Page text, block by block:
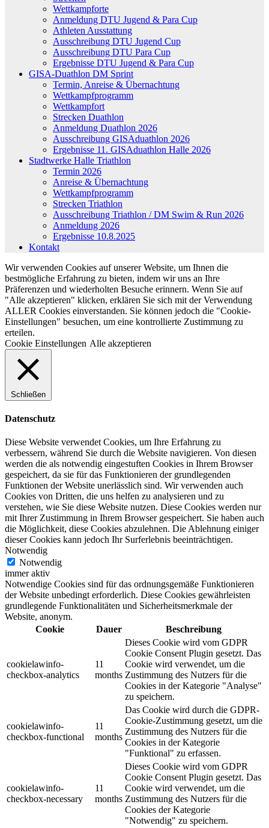
Wettkampforte
Anmeldung DTU Jugend & Para Cup
Athleten Ausstattung
Ausschreibung DTU Jugend Cup
Ausschreibung DTU Para Cup
Ergebnisse DTU Jugend & Para Cup
GISA-Duathlon DM Sprint
Termin, Anreise & Übernachtung
Wettkampfprogramm
Wettkampfort
Strecken Duathlon
Anmeldung Duathlon 2026
Ausschreibung GISAduathlon 2026
Ergebnisse 11. GISAduathlon Halle 2026
Stadtwerke Halle Triathlon
Termin 2026
Anreise & Übernachtung
Wettkampfprogramm
Strecken Triathlon
Ausschreibung Triathlon / DM Swim & Run 2026
Anmeldung 2026
Ergebnisse 10.8.2025
Kontakt
Wir verwenden Cookies auf unserer Website, um Ihnen die
bestmögliche Erfahrung zu bieten, indem wir uns an Ihre
Präferenzen und wiederholten Besuche erinnern. Wenn Sie auf
"Alle akzeptieren" klicken, erklären Sie sich mit der Verwendung
ALLER Cookies einverstanden. Sie können jedoch die "Cookie-
Einstellungen" besuchen, um eine kontrollierte Zustimmung zu
erteilen.
Cookie Einstellungen Alle akzeptieren
Schließen
Datenschutz
Diese Website verwendet Cookies, um Ihre Erfahrung zu
verbessern, während Sie durch die Website navigieren. Von diesen
werden die als notwendig eingestuften Cookies in Ihrem Browser
gespeichert, da sie für das Funktionieren der grundlegenden
Funktionen der Website unerlässlich sind. Wir verwenden auch
Cookies von Dritten, die uns helfen zu analysieren und zu
verstehen, wie Sie diese Website nutzen. Diese Cookies werden nur
mit Ihrer Zustimmung in Ihrem Browser gespeichert. Sie haben auch
die Möglichkeit, diese Cookies abzulehnen. Die Ablehnung einiger
dieser Cookies kann jedoch Ihr Surferlebnis beeinträchtigen.
Notwendig
Notwendig
immer aktiv
Notwendige Cookies sind für das ordnungsgemäße Funktionieren
der Website unbedingt erforderlich. Diese Cookies gewährleisten
grundlegende Funktionalitäten und Sicherheitsmerkmale der
Website, anonym.
Cookie
Dauer Beschreibung
cookielawinfo-
checkbox-analytics
11
months
Dieses Cookie wird vom GDPR
Cookie Consent Plugin gesetzt. Das
Cookie wird verwendet, um die
Zustimmung des Nutzers für die
Cookies in der Kategorie "Analyse"
zu speichern.
cookielawinfo-
checkbox-functional
11
months
Das Cookie wird durch die GDPR-
Cookie-Zustimmung gesetzt, um die
Zustimmung des Nutzers für die
Cookies in der Kategorie
"Funktional" zu erfassen.
cookielawinfo-
checkbox-necessary
11
months
Dieses Cookie wird vom GDPR
Cookie Consent Plugin gesetzt. Das
Cookie wird verwendet, um die
Zustimmung des Nutzers für die
Cookies der Kategorie
"Notwendig" zu speichern.